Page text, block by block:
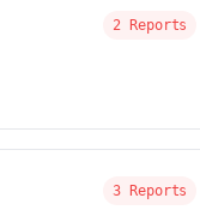
2 Reports
3 Reports